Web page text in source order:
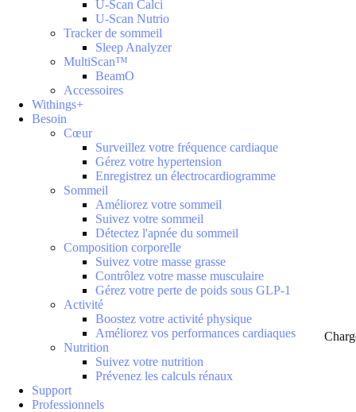
U-Scan Calci
U-Scan Nutrio
Tracker de sommeil
Sleep Analyzer
MultiScan™
BeamO
Accessoires
Withings+
Besoin
Cœur
Surveillez votre fréquence cardiaque
Gérez votre hypertension
Enregistrez un électrocardiogramme
Sommeil
Améliorez votre sommeil
Suivez votre sommeil
Détectez l'apnée du sommeil
Composition corporelle
Suivez votre masse grasse
Contrôlez votre masse musculaire
Gérez votre perte de poids sous GLP-1
Activité
Boostez votre activité physique
Améliorez vos performances cardiaques
Nutrition
Suivez votre nutrition
Prévenez les calculs rénaux
Support
Professionnels